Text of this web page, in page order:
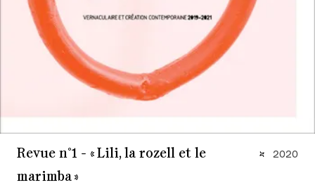
Revue n°1 - « Lili, la rozell et le
marimba »
2020